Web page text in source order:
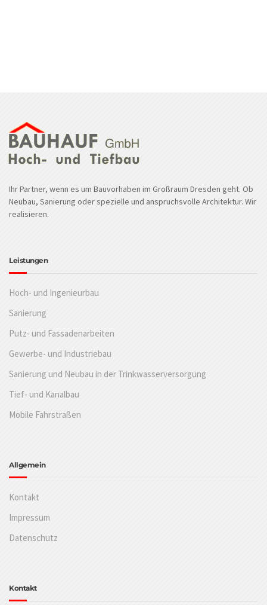
Ihr Partner, wenn es um Bauvorhaben im Großraum Dresden geht. Ob
Neubau, Sanierung oder spezielle und anspruchsvolle Architektur. Wir
realisieren.
Leistungen
Hoch- und Ingenieurbau
Sanierung
Putz- und Fassadenarbeiten
Gewerbe- und Industriebau
Sanierung und Neubau in der Trinkwasserversorgung
Tief- und Kanalbau
Mobile Fahrstraßen
Allgemein
Kontakt
Impressum
Datenschutz
Kontakt